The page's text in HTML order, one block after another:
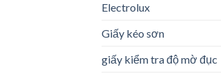
Electrolux
Giấy kéo sơn
giấy kiểm tra độ mờ đục